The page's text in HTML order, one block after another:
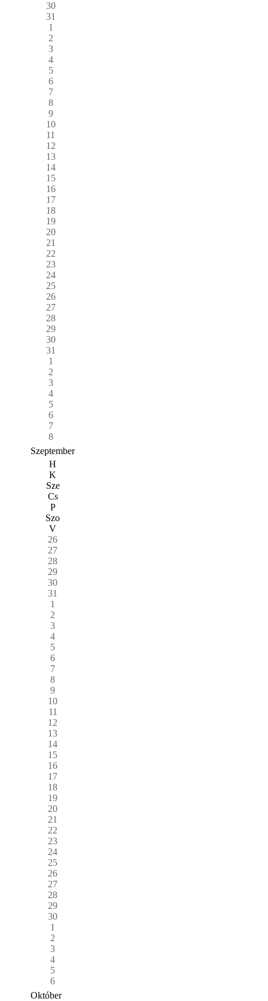
30
31
1
2
3
4
5
6
7
8
9
10
11
12
13
14
15
16
17
18
19
20
21
22
23
24
25
26
27
28
29
30
31
1
2
3
4
5
6
7
8
Szeptember
H
K
Sze
Cs
P
Szo
V
26
27
28
29
30
31
1
2
3
4
5
6
7
8
9
10
11
12
13
14
15
16
17
18
19
20
21
22
23
24
25
26
27
28
29
30
1
2
3
4
5
6
Október